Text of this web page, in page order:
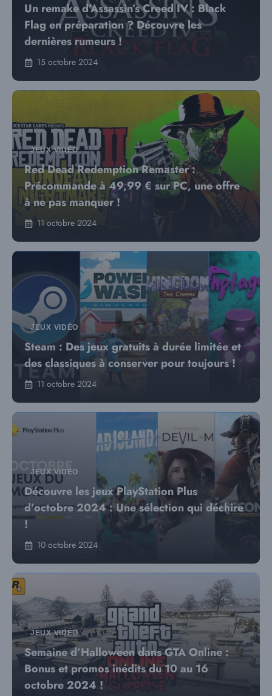
Un remake d’Assassin’s Creed IV : Black
Flag en préparation ? Découvre les
dernières rumeurs !
15 octobre 2024
JEUX VIDÉO
Red Dead Redemption Remaster :
Précommande à 49,99 € sur PC, une offre
à ne pas manquer !
11 octobre 2024
JEUX VIDÉO
Steam : Des jeux gratuits à durée limitée et
des classiques à conserver pour toujours !
11 octobre 2024
JEUX VIDÉO
Découvre les jeux PlayStation Plus
d’octobre 2024 : Une sélection qui déchire
!
10 octobre 2024
JEUX VIDÉO
Semaine d’Halloween dans GTA Online :
Bonus et promos inédits du 10 au 16
octobre 2024 !